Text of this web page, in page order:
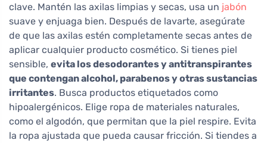
clave. Mantén las axilas limpias y secas, usa un jabón
suave y enjuaga bien. Después de lavarte, asegúrate
de que las axilas estén completamente secas antes de
aplicar cualquier producto cosmético. Si tienes piel
sensible, evita los desodorantes y antitranspirantes
que contengan alcohol, parabenos y otras sustancias
irritantes. Busca productos etiquetados como
hipoalergénicos. Elige ropa de materiales naturales,
como el algodón, que permitan que la piel respire. Evita
la ropa ajustada que pueda causar fricción. Si tiendes a